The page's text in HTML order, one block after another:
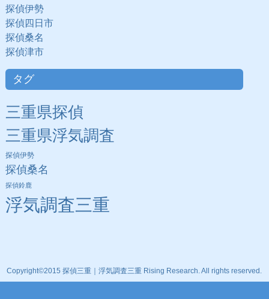
探偵伊勢
探偵四日市
探偵桑名
探偵津市
タグ
三重県探偵
三重県浮気調査
探偵伊勢
探偵桑名
探偵鈴鹿
浮気調査三重
Copyright©2015 探偵三重｜浮気調査三重 Rising Research. All rights reserved.